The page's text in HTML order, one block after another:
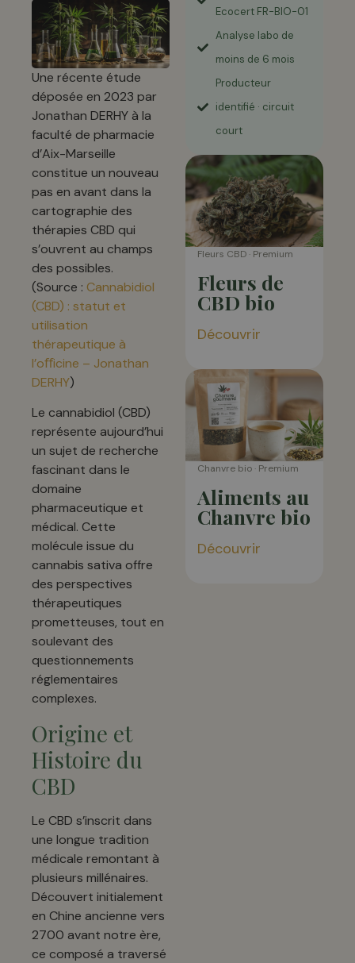
Une récente étude
déposée en 2023 par
Jonathan DERHY à la
faculté de pharmacie
d’Aix-Marseille
constitue un nouveau
pas en avant dans la
cartographie des
thérapies CBD qui
s’ouvrent au champs
des possibles.
(Source : Cannabidiol
(CBD) : statut et
utilisation
thérapeutique à
l’oﬀicine – Jonathan
DERHY)
Le cannabidiol (CBD)
représente aujourd’hui
un sujet de recherche
fascinant dans le
domaine
pharmaceutique et
médical. Cette
molécule issue du
cannabis sativa offre
des perspectives
thérapeutiques
prometteuses, tout en
soulevant des
questionnements
réglementaires
complexes.
Origine et
Histoire du
CBD
Le CBD s’inscrit dans
une longue tradition
médicale remontant à
plusieurs millénaires.
Découvert initialement
en Chine ancienne vers
2700 avant notre ère,
ce composé a traversé
Ecocert FR-BIO-01
Analyse labo de
moins de 6 mois
Producteur
identifié · circuit
court
Fleurs CBD · Premium
Fleurs de
CBD bio
Découvrir
Chanvre bio · Premium
Aliments au
Chanvre bio
Découvrir